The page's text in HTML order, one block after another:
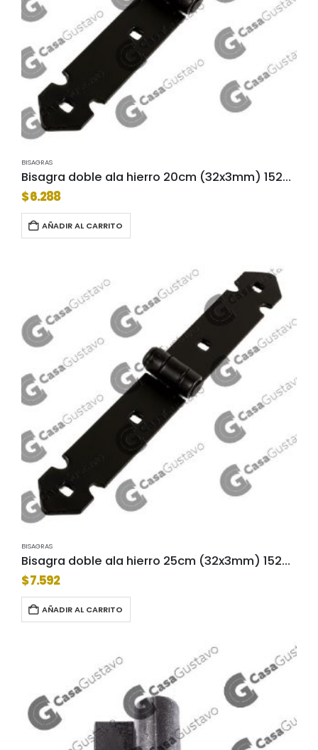
BISAGRAS
Bisagra doble ala hierro 20cm (32x3mm) 1529-20
$6.288
AÑADIR AL CARRITO
BISAGRAS
Bisagra doble ala hierro 25cm (32x3mm) 1529-25
$7.592
AÑADIR AL CARRITO